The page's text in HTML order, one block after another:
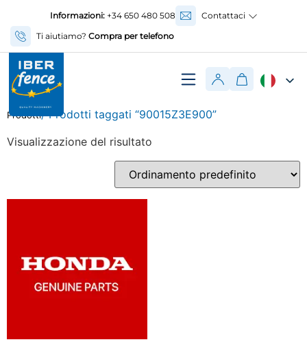
Informazioni:+34 650 480 508
Contattaci
Ti aiutiamo? Compra per telefono
Prodotti/ Prodotti taggati “90015Z3E900”
Visualizzazione del risultato